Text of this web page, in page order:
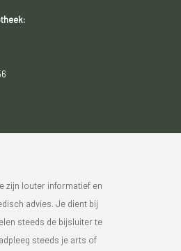
zijn louter informatief en
advies. Je dient bij
steeds de bijsluiter te
steeds je arts of